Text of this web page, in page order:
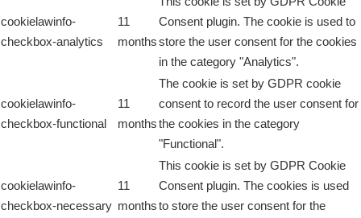
cookielawinfo-
checkbox-analytics
11
months
Consent plugin. The cookie is used to
store the user consent for the cookies
in the category "Analytics".
cookielawinfo-
checkbox-functional
11
months
The cookie is set by GDPR cookie
consent to record the user consent for
the cookies in the category
"Functional".
cookielawinfo-
checkbox-necessary
11
months
This cookie is set by GDPR Cookie
Consent plugin. The cookies is used
to store the user consent for the